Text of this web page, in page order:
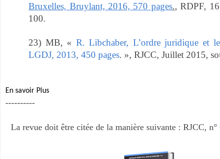
Bruxelles, Bruylant, 2016, 570 pages., RDPF,
100.
23) MB, « R. Libchaber, L’ordre juridique et
LGDJ, 2013, 450 pages. », RJCC, Juillet 2015,
En savoir Plus
----------
La revue doit être citée de la manière suivante : RJCC,